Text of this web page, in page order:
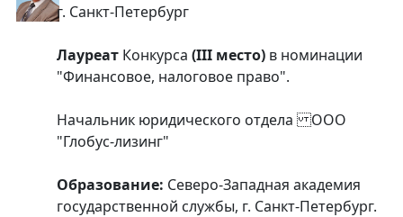
г. Санкт-Петербург
Лауреат Конкурса (III место) в номинации
"Финансовое, налоговое право".
Начальник юридического отдела ООО
"Глобус-лизинг"
Образование: Северо-Западная академия
государственной службы, г. Санкт-Петербург.